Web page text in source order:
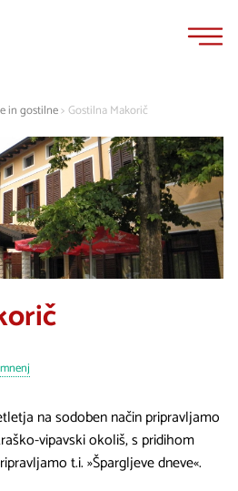
in gostilne>Gostilna Makorič
na sodoben način pripravljamo
vipavski okoliš, s pridihom
t.i. »Špargljeve dneve«.